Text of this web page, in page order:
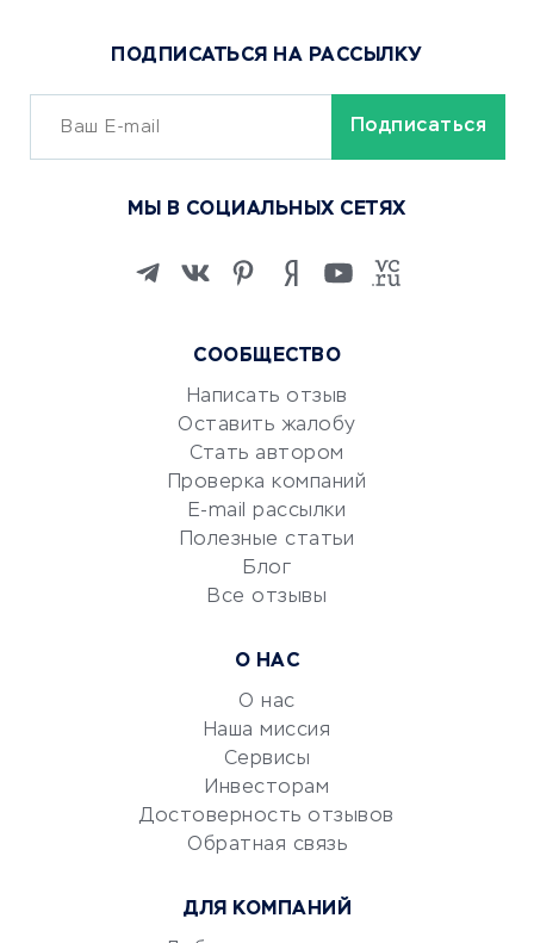
Сервисы доставки
ОБУЧЕНИЕ И РАБОТА
Изучение иностранных
Маркетинг и продажи
Репетиторство
Красота и здоровье
Сервисы по поиску работы
Сетевой маркетинг
УСЛУГИ ДЛЯ БИЗНЕСА
документооборот
Юридические компании
Аудиторские компании
СООБЩЕСТВО
Написать отзыв
Оставить жалобу
Стать автором
Проверка компаний
E-mail рассылки
Полезные статьи
Блог
Все отзывы
О НАС
О нас
Наша миссия
Сервисы
Инвесторам
Достоверность отзывов
Обратная связь
ДЛЯ КОМПАНИЙ
ПОДПИСАТЬСЯ НА РАССЫЛКУ
МЫ В СОЦИАЛЬНЫХ СЕТЯХ